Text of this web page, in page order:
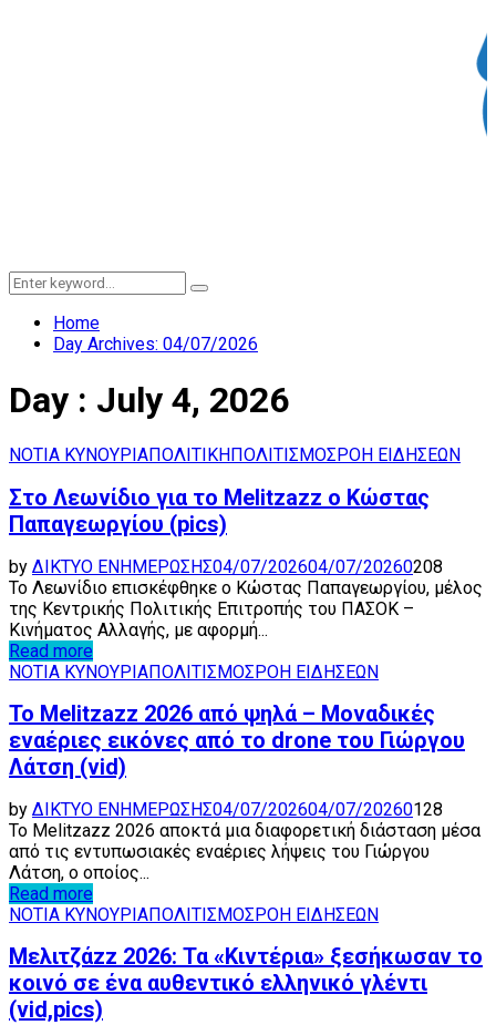
Search
Search
Home
Day Archives: 04/07/2026
Day : July 4, 2026
ΝΟΤΙΑ ΚΥΝΟΥΡΙΑΠΟΛΙΤΙΚΗ ΠΟΛΙΤΙΣΜΟΣ ΡΟΗ ΕΙΔΗΣΕΩΝ
Στο Λεωνίδιο για το Melitzazz ο Κώστας
Παπαγεωργίου (pics)
by ΔΙΚΤΥΟ ΕΝΗΜΕΡΩΣΗΣ04/07/202604/07/20260208
Το Λεωνίδιο επισκέφθηκε ο Κώστας Παπαγεωργίου, μέλος
της Κεντρικής Πολιτικής Επιτροπής του ΠΑΣΟΚ –
Κινήματος Αλλαγής, με αφορμή...
Read more
ΝΟΤΙΑ ΚΥΝΟΥΡΙΑΠΟΛΙΤΙΣΜΟΣΡΟΗ ΕΙΔΗΣΕΩΝ
Το Melitzazz 2026 από ψηλά – Μοναδικές
εναέριες εικόνες από το drone του Γιώργου
Λάτση (vid)
by ΔΙΚΤΥΟ ΕΝΗΜΕΡΩΣΗΣ04/07/202604/07/20260128
Το Melitzazz 2026 αποκτά μια διαφορετική διάσταση μέσα
από τις εντυπωσιακές εναέριες λήψεις του Γιώργου
Λάτση, ο οποίος...
Read more
ΝΟΤΙΑ ΚΥΝΟΥΡΙΑΠΟΛΙΤΙΣΜΟΣΡΟΗ ΕΙΔΗΣΕΩΝ
Μελιτζάzz 2026: Τα «Κιντέρια» ξεσήκωσαν το
κοινό σε ένα αυθεντικό ελληνικό γλέντι
(vid,pics)